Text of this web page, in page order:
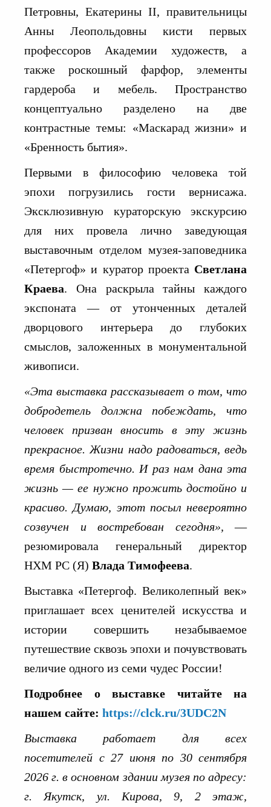
Петровны, Екатерины II, правительницы
Анны Леопольдовны кисти первых
профессоров Академии художеств, а
также роскошный фарфор, элементы
гардероба и мебель. Пространство
концептуально разделено на две
контрастные темы: «Маскарад жизни» и
«Бренность бытия».
Первыми в философию человека той
эпохи погрузились гости вернисажа.
Эксклюзивную кураторскую экскурсию
для них провела лично заведующая
выставочным отделом музея-заповедника
«Петергоф» и куратор проекта Светлана
Краева. Она раскрыла тайны каждого
экспоната — от утонченных деталей
дворцового интерьера до глубоких
смыслов, заложенных в монументальной
живописи.
«Эта выставка рассказывает о том, что
добродетель должна побеждать, что
человек призван вносить в эту жизнь
прекрасное. Жизни надо радоваться, ведь
время быстротечно. И раз нам дана эта
жизнь — ее нужно прожить достойно и
красиво. Думаю, этот посыл невероятно
созвучен и востребован сегодня», —
резюмировала генеральный директор
НХМ РС (Я) Влада Тимофеева.
Выставка «Петергоф. Великолепный век»
приглашает всех ценителей искусства и
истории совершить незабываемое
путешествие сквозь эпохи и почувствовать
величие одного из семи чудес России!
Подробнее о выставке читайте на
нашем сайте: https://clck.ru/3UDC2N
Выставка работает для всех
посетителей с 27 июня по 30 сентября
2026 г. в основном здании музея по адресу:
г. Якутск, ул. Кирова, 9, 2 этаж,